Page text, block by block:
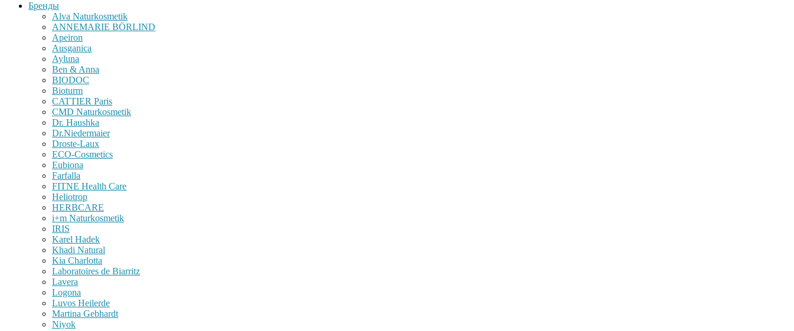
Бренды
Alva Naturkosmetik
ANNEMARIE BÖRLIND
Apeiron
Ausganica
Ayluna
Ben & Anna
BIODOC
Bioturm
CATTIER Paris
CMD Naturkosmetik
Dr. Haushka
Dr.Niedermaier
Droste-Laux
ECO-Cosmetics
Eubiona
Farfalla
FITNE Health Care
Heliotrop
HERBCARE
i+m Naturkosmetik
IRIS
Karel Hadek
Khadi Natural
Kia Charlotta
Laboratoires de Biarritz
Lavera
Logona
Luvos Heilerde
Martina Gebhardt
Niyok